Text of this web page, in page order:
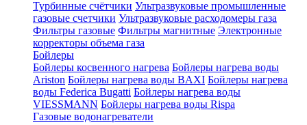
Турбинные счётчики Ультразвуковые промышленные
газовые счетчики Ультразвуковые расходомеры газа
Фильтры газовые Фильтры магнитные Электронные
корректоры объема газа
Бойлеры
Бойлеры косвенного нагрева Бойлеры нагрева воды
Ariston Бойлеры нагрева воды BAXI Бойлеры нагрева
воды Federica Bugatti Бойлеры нагрева воды
VIESSMANN Бойлеры нагрева воды Rispa
Газовые водонагреватели